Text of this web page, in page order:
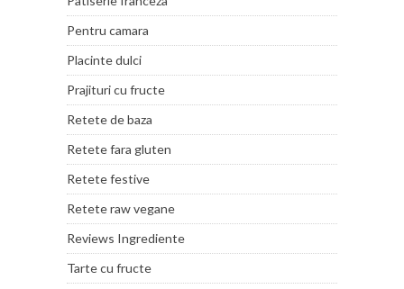
Pentru camara
Placinte dulci
Prajituri cu fructe
Retete de baza
Retete fara gluten
Retete festive
Retete raw vegane
Reviews Ingrediente
Tarte cu fructe